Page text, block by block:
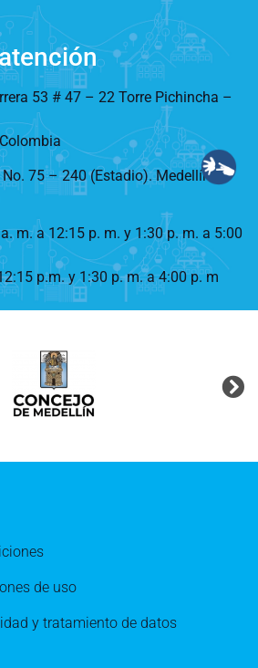
53 # 47 – 22 Torre Pichincha –
75 – 240 (Estadio). Medellín –
m. a 12:15 p. m. y 1:30 p. m. a 5:00
p.m. y 1:30 p. m. a 4:00 p. m
de uso
y tratamiento de datos